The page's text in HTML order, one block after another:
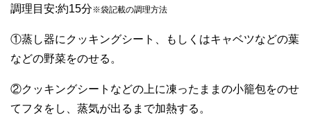
調理目安:約15分※袋記載の調理方法
①蒸し器にクッキングシート、もしくはキャベツなどの葉
などの野菜をのせる。
②クッキングシートなどの上に凍ったままの小籠包をのせ
てフタをし、蒸気が出るまで加熱する。